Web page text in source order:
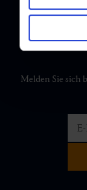
Melden Sie sich